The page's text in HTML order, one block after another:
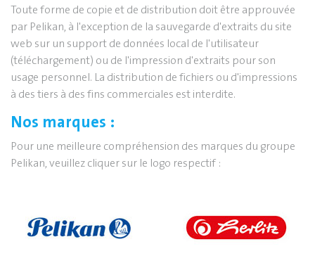
Toute forme de copie et de distribution doit être approuvée
par Pelikan, à l'exception de la sauvegarde d'extraits du site
web sur un support de données local de l'utilisateur
(téléchargement) ou de l'impression d'extraits pour son
usage personnel. La distribution de fichiers ou d'impressions
à des tiers à des fins commerciales est interdite.
Nos marques :
Pour une meilleure compréhension des marques du groupe
Pelikan, veuillez cliquer sur le logo respectif :